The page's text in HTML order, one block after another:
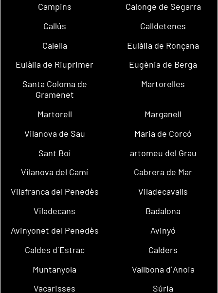
Campins
Calonge de Segarra
Callús
Calldetenes
Calella
Eulàlia de Ronçana
Eulàlia de Riuprimer
Eugènia de Berga
Santa Coloma de
Gramenet
Martorelles
Martorell
Marganell
Vilanova de Sau
Maria de Corcó
Sant Boi
artomeu del Grau
Vilanova del Camí
Cabrera de Mar
Vilafranca del Penedès
Viladecavalls
Viladecans
Badalona
Avinyonet del Penedès
Avinyó
Caldes d´Estrac
Calders
Muntanyola
Vallbona d´Anoia
Vacarisses
Súria